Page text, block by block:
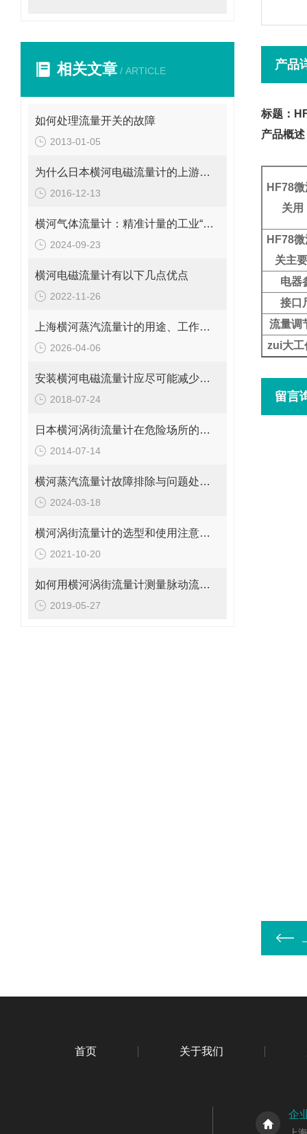
相关文章 / ARTICLE
如何处理流量开关的故障
2013-01-05
为什么日本横河电磁流量计的上游需要一定长度的直管段
2016-12-13
横河气体流量计：精准计量的工业“气流导师”
2024-09-23
横河电磁流量计有以下几点优点
2022-11-26
上海横河蒸汽流量计的用途、工作原理与使用注意事项
2026-04-06
安装横河电磁流量计应尽可能减少弯管对测量准确性的影响
2018-07-24
日本横河涡街流量计在危险场所的防爆等级
2014-07-14
横河蒸汽流量计故障排除与问题处理指南
2024-03-18
横河涡街流量计的选型和使用注意事项说明
2021-10-20
如何用横河涡街流量计测量脉动流流量呢？
2019-05-27
产品
标题：
产品概述
HF78
关用
HF78
关主
电器
接口
流量调
zui大工
留言
首页 关于我们
企